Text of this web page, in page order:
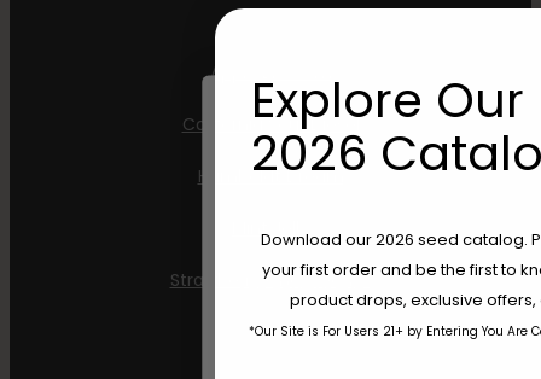
All Gas OG
Apple Blossom
California Sour Diesel
Humboldt Dream
Mint Jelly
Strawberry Cheesecake
Are You Aged 18 Or
The content and products of our
those of legal age.Please see
Explore Our
2026
Download our 2026 seed catalog.
your first order and be the first to
product drops, exclusive
*Our Site is For Users 21+ by Entering You Are